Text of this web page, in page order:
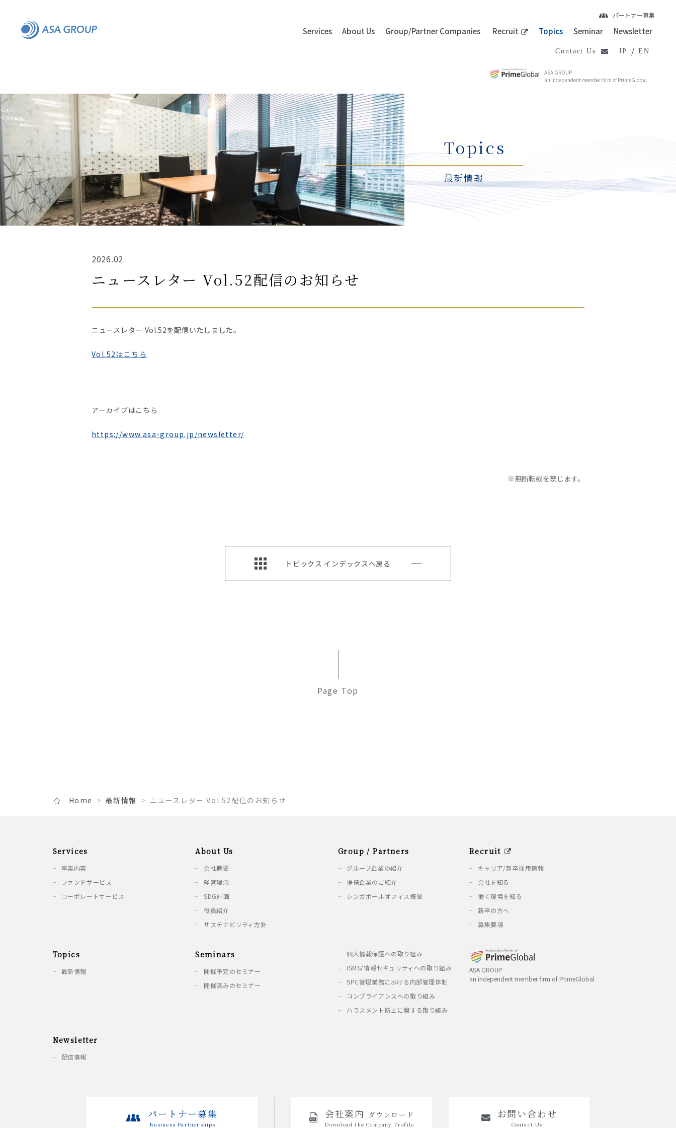
パートナー募集
Services About Us Group/PartnerCompanies Recruit Topics Seminar Newsletter
JP / EN
Contact Us
ASA GROUP
an independent member firm of PrimeGlobal
Topics
最新情報
2026.02
ニュースレター Vol.52配信のお知らせ
ニュースレター Vol.52を配信いたしました。
Vol.52はこちら
アーカイブはこちら
https://www.asa-group.jp/newsletter/
※無断転載を禁じます。
トピックス インデックスへ戻る
Page Top
Home 最新情報 ニュースレター Vol.52配信のお知らせ
Services
事業内容
ファンドサービス
コーポレートサービス
About Us
会社概要
経営理念
SDG計画
役員紹介
サステナビリティ方針
Group / Partners
グループ企業の紹介
提携企業のご紹介
シンガポールオフィス概要
Recruit
キャリア/新卒採用情報
会社を知る
働く環境を知る
新卒の方へ
募集要項
Topics
最新情報
Seminars
開催予定のセミナー
開催済みのセミナー
個人情報保護への取り組み
ISMS/情報セキュリティへの取り組み
SPC管理業務における内部管理体制
コンプライアンスへの取り組み
ハラスメント防止に関する取り組み
ASA GROUP
an independent member firm of PrimeGlobal
Newsletter
配信情報
パートナー募集
Business Partnerships
会社案内 ダウンロード
Download theCompany Profile
お問い合わせ
Contact Us